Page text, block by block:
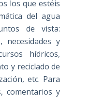
los que estéis
del agua
de vista:
y
hídricos,
y reciclado de
etc. Para
comentarios y